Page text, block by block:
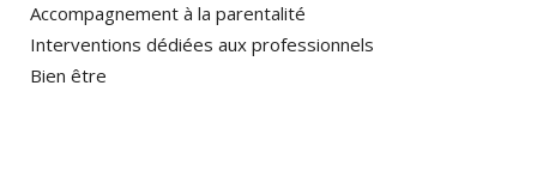
Accompagnement à la parentalité
Interventions dédiées aux professionnels
Bien être